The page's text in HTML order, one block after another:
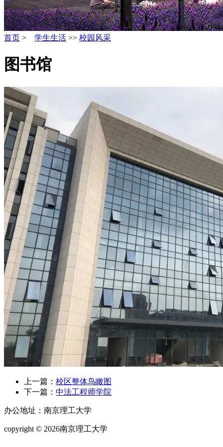
首页 > 学生生活 >> 校园风采
图书馆
上一篇： 校区整体鸟瞰图
下一篇： 中法工程师学院
办公地址：南京理工大学
copyright © 2026南京理工大学